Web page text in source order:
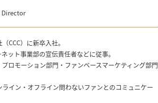
Director
CCC）に新卒入社。
ット事業部の宣伝責任者などに従事。
ロモーション部門・ファンベースマーケティング部門
イン・オフライン問わないファンとのコミュニケー